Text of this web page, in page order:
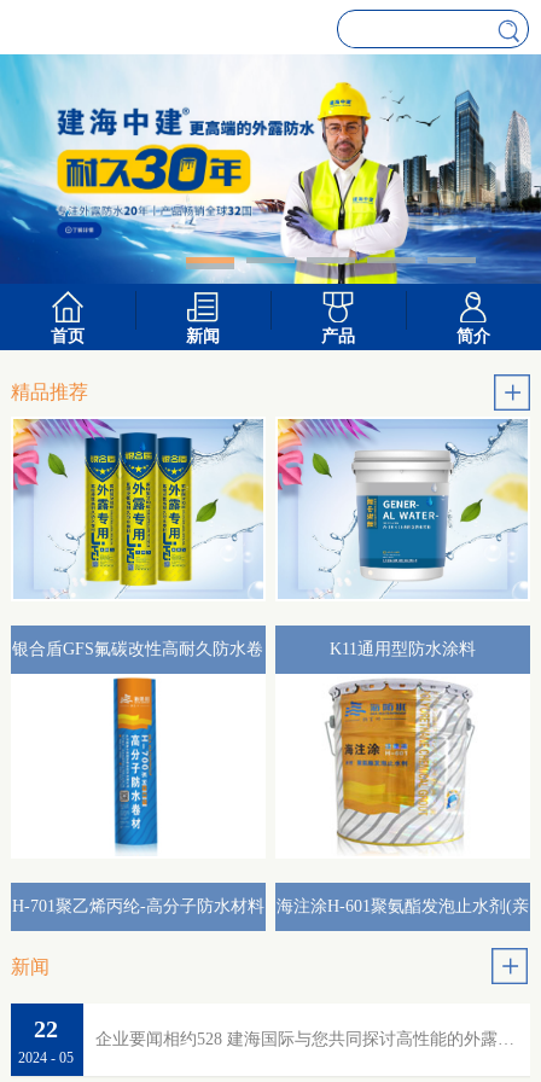
首页 新闻 产品 简介
精品推荐
银合盾GFS氟碳改性高耐久防水卷
材外露专用(热熔型)
K11通用型防水涂料
H-701聚乙烯丙纶-高分子防水材料 海注涂H-601聚氨酯发泡止水剂(亲
新闻
企业要闻相约528 建海国际与您共同探讨高性能的外露防水
2024 - 05
22